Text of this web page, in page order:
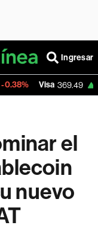
Ingresar
369.49 +0.26%
el
nuevo